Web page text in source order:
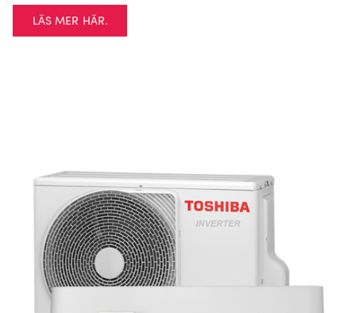
LÄS MER HÄR.